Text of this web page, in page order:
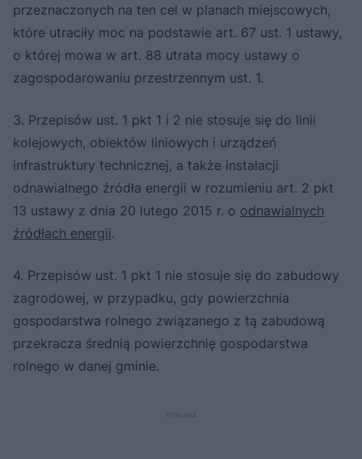
przeznaczonych na ten cel w planach miejscowych,
które utraciły moc na podstawie art. 67 ust. 1 ustawy,
o której mowa w art. 88 utrata mocy ustawy o
zagospodarowaniu przestrzennym ust. 1.
3. Przepisów ust. 1 pkt 1 i 2 nie stosuje się do linii
kolejowych, obiektów liniowych i urządzeń
infrastruktury technicznej, a także instalacji
odnawialnego źródła energii w rozumieniu art. 2 pkt
13 ustawy z dnia 20 lutego 2015 r. o odnawialnych
źródłach energii.
4. Przepisów ust. 1 pkt 1 nie stosuje się do zabudowy
zagrodowej, w przypadku, gdy powierzchnia
gospodarstwa rolnego związanego z tą zabudową
przekracza średnią powierzchnię gospodarstwa
rolnego w danej gminie.